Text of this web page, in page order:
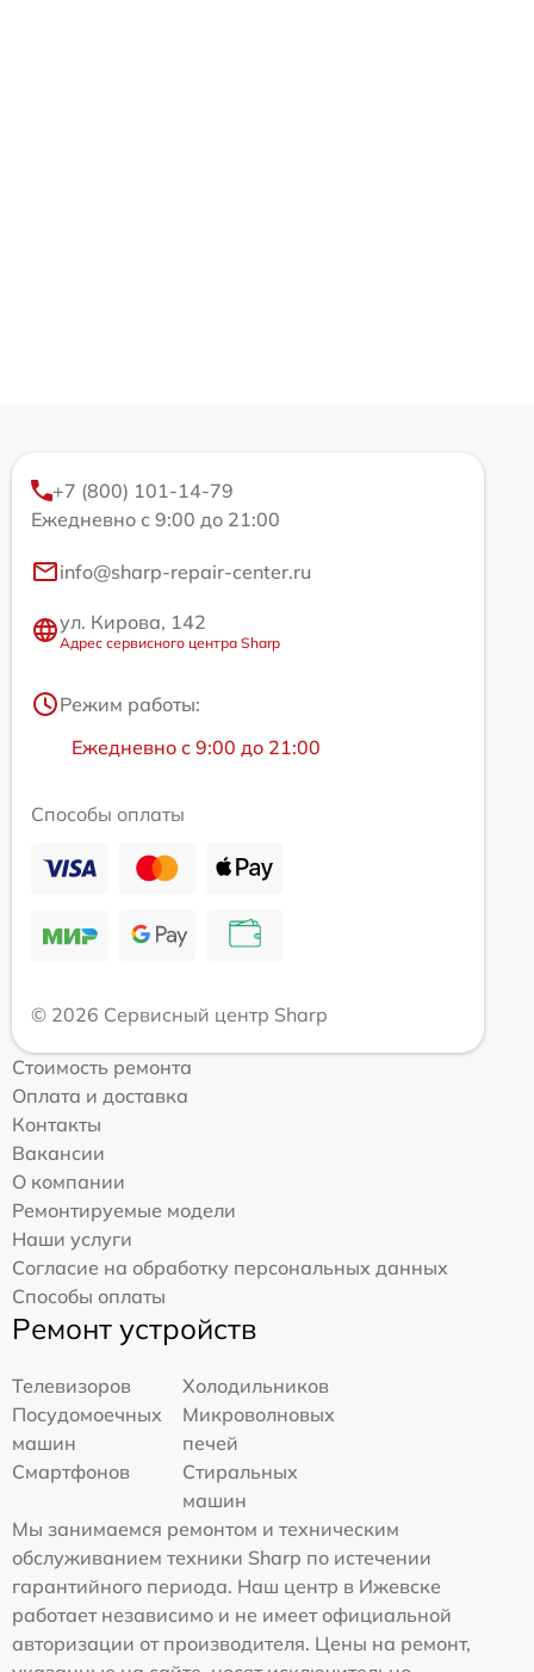
+7 (800) 101-14-79
Ежедневно с 9:00 до 21:00
info@sharp-repair-center.ru
ул. Кирова, 142
Адрес сервисного центра Sharp
Режим работы:
Ежедневно с 9:00 до 21:00
Способы оплаты
© 2026 Сервисный центр Sharp
Стоимость ремонта
Оплата и доставка
Контакты
Вакансии
О компании
Ремонтируемые модели
Наши услуги
Согласие на обработку персональных данных
Способы оплаты
Ремонт устройств
Телевизоров
Холодильников
Посудомоечных
машин
Микроволновых
печей
Смартфонов
Стиральных
машин
Мы занимаемся ремонтом и техническим
обслуживанием техники Sharp по истечении
гарантийного периода. Наш центр в Ижевске
работает независимо и не имеет официальной
авторизации от производителя. Цены на ремонт,